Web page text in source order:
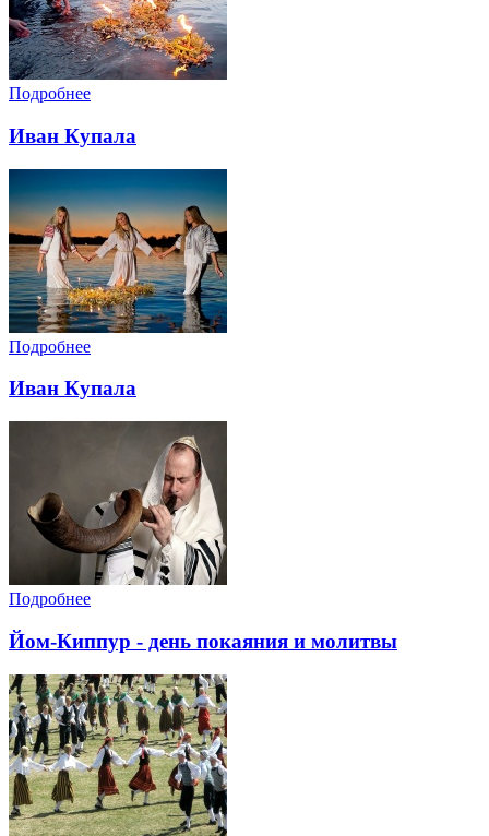
Подробнее
Иван Купала
Подробнее
Иван Купала
Подробнее
Йом-Киппур - день покаяния и молитвы